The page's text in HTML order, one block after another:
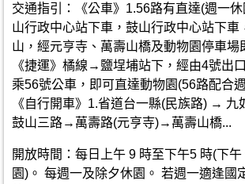
交通指引：《公車》1.56路有直達(週一
山行政中心站下車，鼓山行政中心站下車
山，經元亨寺、萬壽山橋及動物園停車場
《捷運》橘線→鹽埕埔站下，經由4號出
乘56號公車，即可直達動物園(56路配合
《自行開車》1.省道台一縣(民族路) →
鼓山三路→萬壽路(元亨寺)→萬壽山橋...
開放時間：每日上午 9 時至下午5 時(下午
園)。 每週一及除夕休園。 若週一適逢國